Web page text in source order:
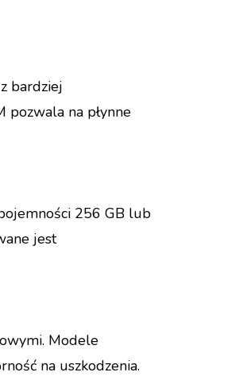
bardziej
pozwala na płynne
256 GB lub
jest
Modele
na uszkodzenia.